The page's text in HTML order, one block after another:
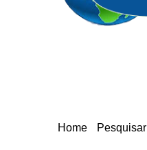
Home Pesquisar